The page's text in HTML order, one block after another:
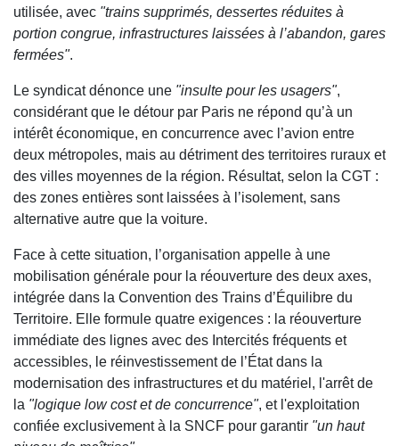
utilisée, avec "trains supprimés, dessertes réduites à
portion congrue, infrastructures laissées à l’abandon, gares
fermées".
Le syndicat dénonce une "insulte pour les usagers",
considérant que le détour par Paris ne répond qu’à un
intérêt économique, en concurrence avec l’avion entre
deux métropoles, mais au détriment des territoires ruraux et
des villes moyennes de la région. Résultat, selon la CGT :
des zones entières sont laissées à l’isolement, sans
alternative autre que la voiture.
Face à cette situation, l’organisation appelle à une
mobilisation générale pour la réouverture des deux axes,
intégrée dans la Convention des Trains d’Équilibre du
Territoire. Elle formule quatre exigences : la réouverture
immédiate des lignes avec des Intercités fréquents et
accessibles, le réinvestissement de l’État dans la
modernisation des infrastructures et du matériel, l'arrêt de
la "logique low cost et de concurrence", et l'exploitation
confiée exclusivement à la SNCF pour garantir "un haut